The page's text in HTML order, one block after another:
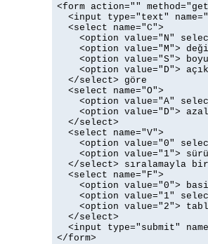
<form action=""
<input type="text"
  <select name="C">
<option value="N"
<option value="M">
<option value="S">
<option value="D">
  </select> göre
  <select name="O">
<option value="A"
<option value="D">
  </select>
  <select name="V">
<option value="0"
<option value="1">
  </select> sıralamayla bir
  <select name="F">
<option value="0">
<option value="1"
<option value="2">
  </select>
<input type="submit"
</form>